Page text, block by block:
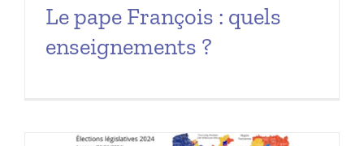
Le pape François : quels
enseignements ?